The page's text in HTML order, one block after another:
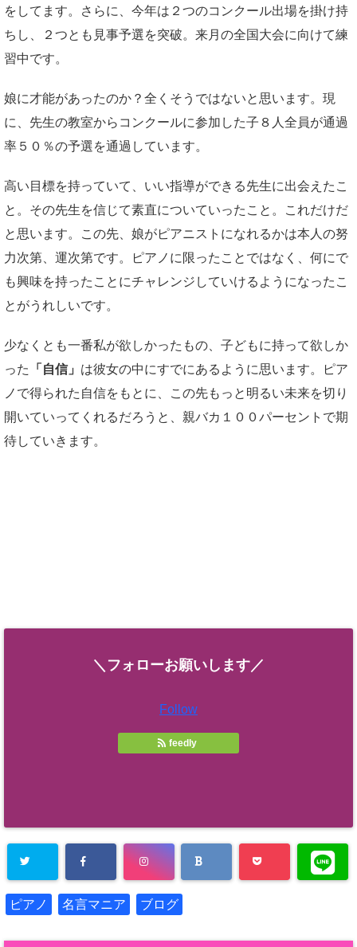
をしてます。さらに、今年は２つのコンクール出場を掛け持
ちし、２つとも見事予選を突破。来月の全国大会に向けて練
習中です。
娘に才能があったのか？全くそうではないと思います。現
に、先生の教室からコンクールに参加した子８人全員が通過
率５０％の予選を通過しています。
高い目標を持っていて、いい指導ができる先生に出会えたこ
と。その先生を信じて素直についていったこと。これだけだ
と思います。この先、娘がピアニストになれるかは本人の努
力次第、運次第です。ピアノに限ったことではなく、何にで
も興味を持ったことにチャレンジしていけるようになったこ
とがうれしいです。
少なくとも一番私が欲しかったもの、子どもに持って欲しか
った
「自信」 は彼女の中にすでにあるように思います。ピア
ノで得られた自信をもとに、この先もっと明るい未来を切り
開いていってくれるだろうと、親バカ１００パーセントで期
待していきます。
＼フォローお願いします／
Follow
feedly
ピアノ 名言マニア ブログ